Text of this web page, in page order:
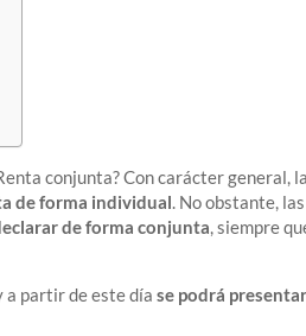
conjunta? Con carácter general,
de forma individual. No obstante,
de forma conjunta, siempre
a partir de este díase podrá